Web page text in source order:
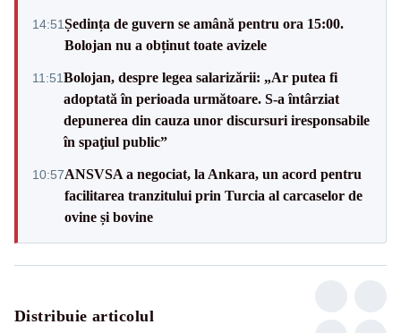
14:51Ședința de guvern se amână pentru ora 15:00.
Bolojan nu a obținut toate avizele
11:51Bolojan, despre legea salarizării: „Ar putea fi
adoptată în perioada următoare. S-a întârziat
depunerea din cauza unor discursuri iresponsabile
în spaţiul public”
10:57ANSVSA a negociat, la Ankara, un acord pentru
facilitarea tranzitului prin Turcia al carcaselor de
ovine și bovine
Distribuie articolul